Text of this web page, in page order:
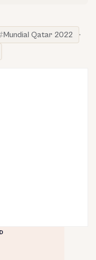
Mundial Qatar 2022
·